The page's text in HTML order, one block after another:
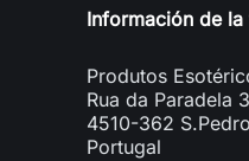
Información de la
Produtos
Rua da Paradela
4510-362
Portugal